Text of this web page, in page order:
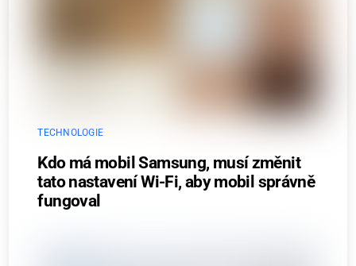
TECHNOLOGIE
Kdo má mobil Samsung, musí změnit
tato nastavení Wi-Fi, aby mobil správně
fungoval